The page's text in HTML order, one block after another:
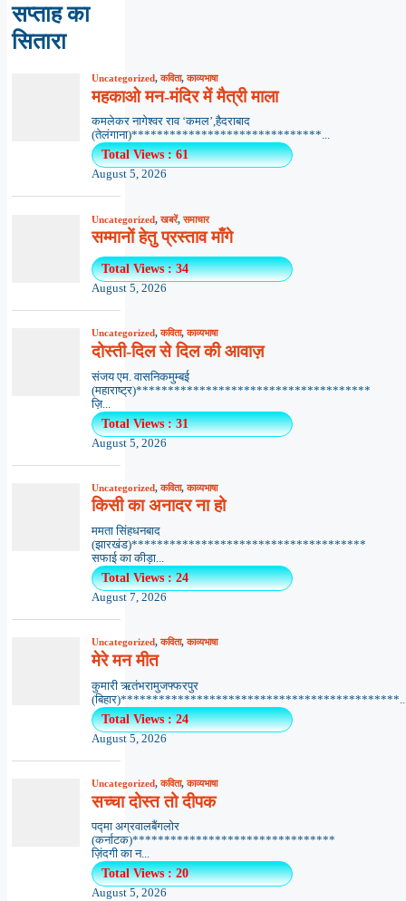
सप्ताह का
सितारा
Uncategorized,कविता,काव्यभाषा
महकाओ मन-मंदिर में मैत्री माला
कमलेकर नागेश्वर राव ‘कमल’,हैदराबाद
(तेलंगाना)******************************...
Total Views : 61
August 5, 2026
Uncategorized,खबरें,समाचार
सम्मानों हेतु प्रस्ताव माँगे
Total Views : 34
August 5, 2026
Uncategorized,कविता,काव्यभाषा
दोस्ती-दिल से दिल की आवाज़
संजय एम. वासनिकमुम्बई
(महाराष्ट्र)*************************************
ज़ि...
Total Views : 31
August 5, 2026
Uncategorized,कविता,काव्यभाषा
किसी का अनादर ना हो
ममता सिंहधनबाद
(झारखंड)*************************************
सफाई का कीड़ा...
Total Views : 24
August 7, 2026
Uncategorized,कविता,काव्यभाषा
मेरे मन मीत
कुमारी ऋतंभरामुजफ्फरपुर
Total Views : 24
August 5, 2026
Uncategorized,कविता,काव्यभाषा
सच्चा दोस्त तो दीपक
पद्मा अग्रवालबैंगलोर
(कर्नाटक)********************************
ज़िंदगी का न...
Total Views : 20
August 5, 2026